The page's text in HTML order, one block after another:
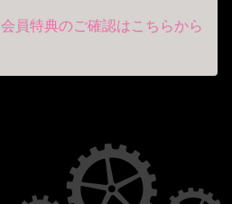
会員特典のご確認はこちらから